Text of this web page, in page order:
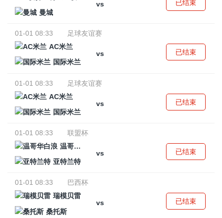
vs
曼城
已结束
01-01 08:33
足球友谊赛
AC米兰
vs
国际米兰
已结束
01-01 08:33
足球友谊赛
AC米兰
vs
国际米兰
已结束
01-01 08:33
联盟杯
温哥华白浪
vs
亚特兰特
已结束
01-01 08:33
巴西杯
瑞模贝雷
vs
桑托斯
已结束